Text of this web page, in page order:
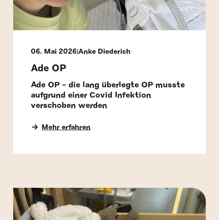
06. Mai 2026 Anke Diederich
Ade OP
Ade OP - die lang überlegte OP musste
aufgrund einer Covid Infektion
verschoben werden
Mehr erfahren